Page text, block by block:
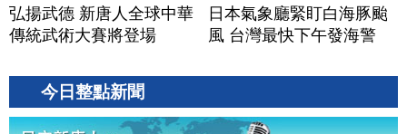
弘揚武德 新唐人全球中華
傳統武術大賽將登場
日本氣象廳緊盯白海豚颱
風 台灣最快下午發海警
今日整點新聞